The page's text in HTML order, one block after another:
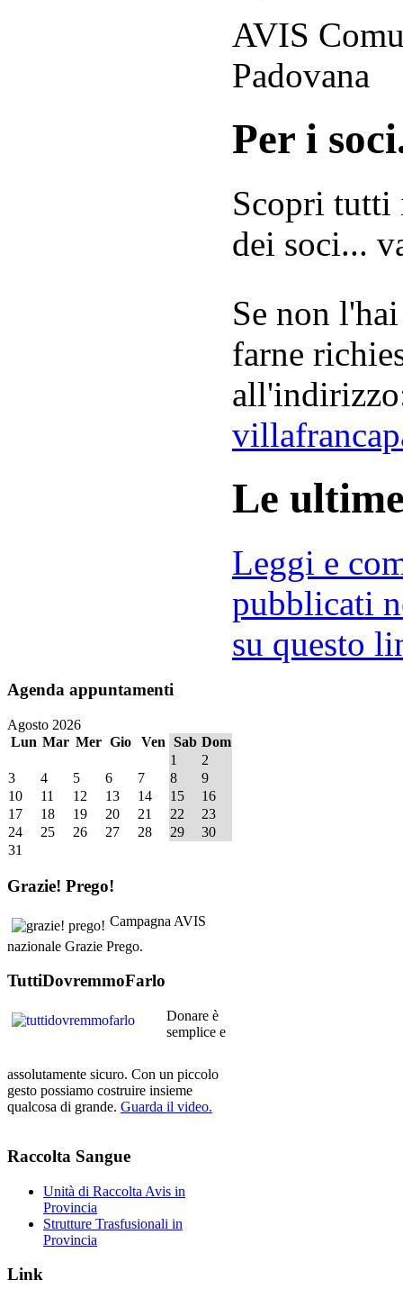
AVIS
Padovana
Per i
Scopri tutti
dei soci...
Se non
farne
Le
Leggi e
pubblicati
su questo
Agenda appuntamenti
Agosto 2026
Lun Mar Mer Gio Ven Sab Dom
1
2
3
4 5 6 7 8
9
10
11 12 13 14 15
16
17
18 19 20 21 22
23
24
25 26 27 28 29
30
31
Grazie! Prego!
Campagna AVIS
nazionale Grazie Prego.
TuttiDovremmoFarlo
Donare è
semplice e
assolutamente sicuro. Con un piccolo
gesto possiamo costruire insieme
qualcosa di grande. Guarda il video.
Raccolta Sangue
Unità di Raccolta Avis in
Provincia
Strutture Trasfusionali in
Provincia
Link